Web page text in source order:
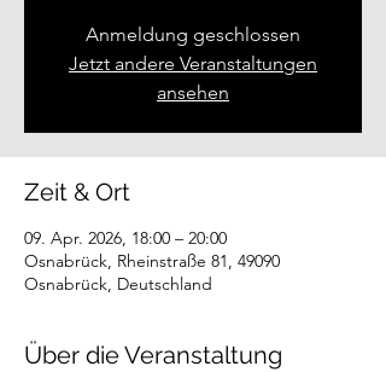
Anmeldung geschlossen
Jetzt andere Veranstaltungen
ansehen
Zeit & Ort
09. Apr. 2026, 18:00 – 20:00
Osnabrück, Rheinstraße 81, 49090
Osnabrück, Deutschland
Über die Veranstaltung